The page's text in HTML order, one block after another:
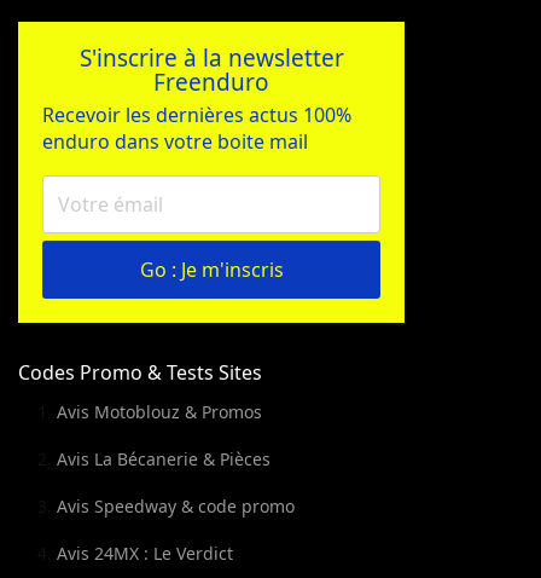
S'inscrire à la newsletter
Freenduro
Recevoir les dernières actus 100%
enduro dans votre boite mail
Go : Je m'inscris
Codes Promo & Tests Sites
Avis Motoblouz & Promos
Avis La Bécanerie & Pièces
Avis Speedway & code promo
Avis 24MX : Le Verdict